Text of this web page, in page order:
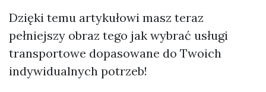
Dzięki temu artykułowi masz teraz
pełniejszy obraz tego jak wybrać usługi
transportowe dopasowane do Twoich
indywidualnych potrzeb!